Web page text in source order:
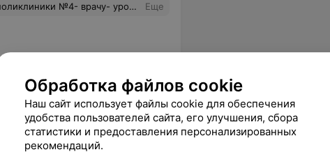
бы пожелать им оставаться на том же уровне ещё долгие годы, не снижая планку-это очень важно- ведь они стоят на страже самого главного, что у нас есть- нашего здоровья. Еще
к ребенку)
Обработка файлов cookie
Наш сайт использует файлы cookie для обеспечения
удобства пользователей сайта, его улучшения, сбора
статистики и предоставления персонализированных
рекомендаций.